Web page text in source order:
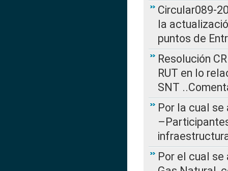
Circular089-
la
puntos de
Resolución
RUT en lo
SNT
Por la cual se
Por el cual